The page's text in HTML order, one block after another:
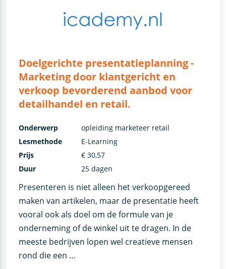
Doelgerichte presentatieplanning -
Marketing door klantgericht en
verkoop bevorderend aanbod voor
detailhandel en retail.
Presenteren is niet alleen het verkoopgereed
maken van artikelen, maar de presentatie heeft
vooral ook als doel om de formule van je
onderneming of de winkel uit te dragen. In de
meeste bedrijven lopen wel creatieve mensen
rond die een …
Onderwerp
opleiding marketeer retail
Lesmethode
E-Learning
Prijs
€ 30,57
Duur
25 dagen